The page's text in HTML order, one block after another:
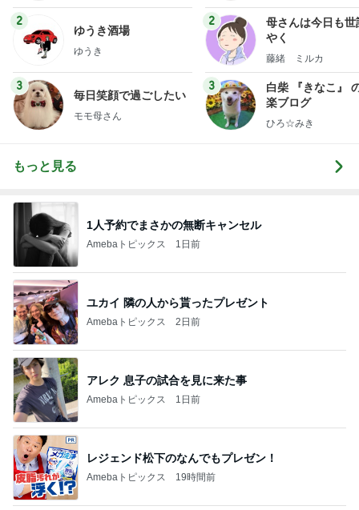
2
ゆうき酒場
ゆうき
3
毎日笑顔で過ごしたい
モモ母さん
2
母さんは今日も世
やく
藤緒 ミルカ
3
白柴 『きなこ』
楽ブログ
ひろ☆みき
もっと見る
1人予約でまさかの無断キャンセル
Amebaトピックス 1日前
ユカイ 隣の人から貰ったプレゼント
Amebaトピックス 2日前
アレク 息子の試合を見に来た事
Amebaトピックス 1日前
レジェンド松下のなんでもプレゼン！
Amebaトピックス 19時間前